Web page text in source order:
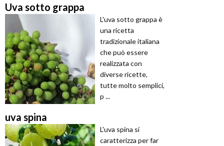
Uva sotto grappa
L'uva sotto grappa è
una ricetta
tradizionale italiana
che può essere
realizzata con
diverse ricette,
tutte molto semplici,
p ...
uva spina
L'uva spina si
caratterizza per far